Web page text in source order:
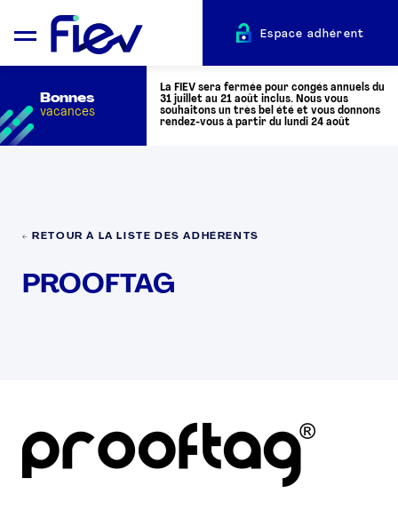
L’AUTOMOTIVE
ADHÉRENTS
PRESSE
Espace adhérent
Bonnes
vacances
La FIEV sera fermée pour congés annuels du
31 juillet au 21 août inclus. Nous vous
souhaitons un très bel été et vous donnons
rendez-vous à partir du lundi 24 août
← RETOUR À LA LISTE DES ADHÉRENTS
PROOFTAG